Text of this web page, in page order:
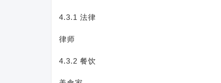
4.3.1 法律
律师
4.3.2 餐饮